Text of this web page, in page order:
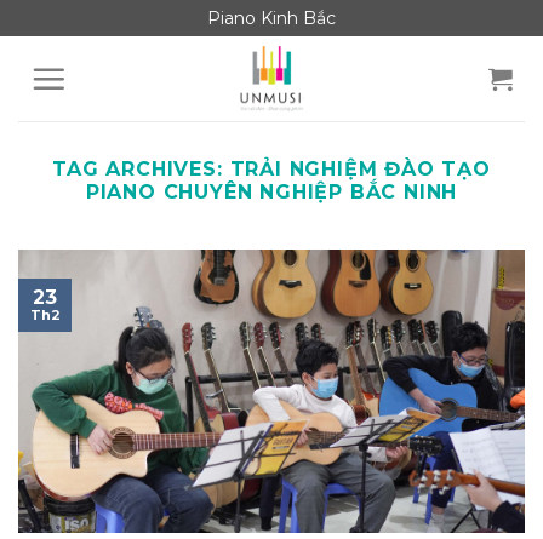
to
content
Piano Kinh Bắc
TAG ARCHIVES: TRẢI NGHIỆM ĐÀO TẠO
PIANO CHUYÊN NGHIỆP BẮC NINH
23
Th2